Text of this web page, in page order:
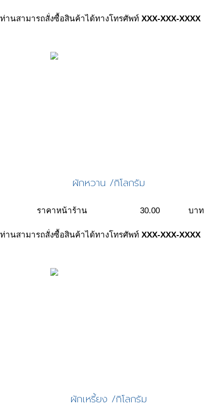
ท่านสามารถสั่งซื้อสินค้าได้ทางโทรศัพท์ XXX-XXX-XXXX
ผักหวาน /กิโลกรัม
ราคาหน้าร้าน 30.00 บาท
ท่านสามารถสั่งซื้อสินค้าได้ทางโทรศัพท์ XXX-XXX-XXXX
ผักเหรี้ยง /กิโลกรัม